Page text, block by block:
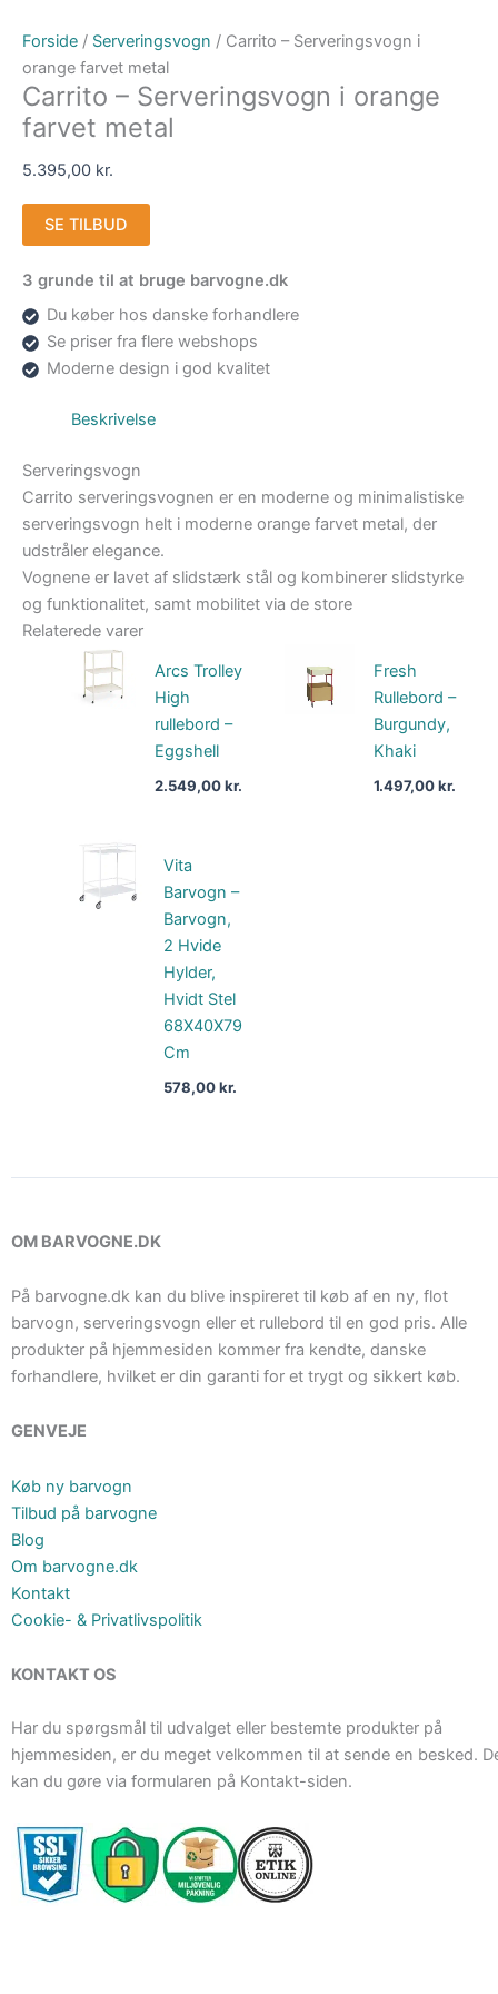
Forside / Serveringsvogn / Carrito – Serveringsvogn i
orange farvet metal
Carrito – Serveringsvogn i orange
farvet metal
5.395,00 kr.
SE TILBUD
3 grunde til at bruge barvogne.dk
Du køber hos danske forhandlere
Se priser fra flere webshops
Moderne design i god kvalitet
Beskrivelse
Serveringsvogn
Carrito serveringsvognen er en moderne og minimalistiske
serveringsvogn helt i moderne orange farvet metal, der
udstråler elegance.
Vognene er lavet af slidstærk stål og kombinerer slidstyrke
og funktionalitet, samt mobilitet via de store
Relaterede varer
Arcs Trolley
High
rullebord –
Eggshell
2.549,00kr.
Fresh
Rullebord –
Burgundy,
Khaki
1.497,00kr.
Vita
Barvogn –
Barvogn,
2 Hvide
Hylder,
Hvidt Stel
68X40X79
Cm
578,00kr.
OM BARVOGNE.DK
På barvogne.dk kan du blive inspireret til køb af en ny, flot
barvogn, serveringsvogn eller et rullebord til en god pris. Alle
produkter på hjemmesiden kommer fra kendte, danske
forhandlere, hvilket er din garanti for et trygt og sikkert køb.
GENVEJE
Køb ny barvogn
Tilbud på barvogne
Blog
Om barvogne.dk
Kontakt
Cookie- & Privatlivspolitik
KONTAKT OS
Har du spørgsmål til udvalget eller bestemte produkter på
hjemmesiden, er du meget velkommen til at sende en besked.
kan du gøre via formularen på Kontakt-siden.